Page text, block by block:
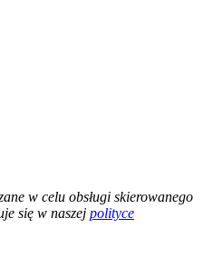
w celu obsługi skierowanego
się w naszej polityce